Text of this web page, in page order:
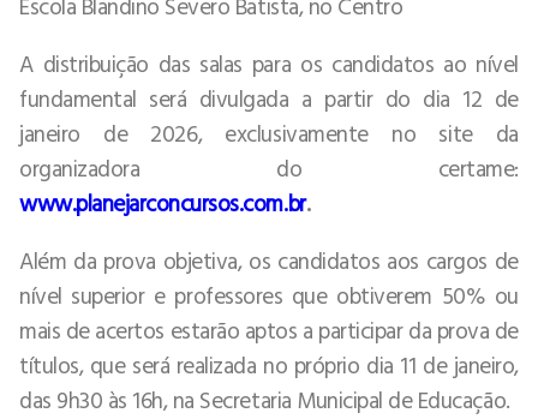
A distribuição das salas para os candidatos ao nível
fundamental será divulgada a partir do dia 12 de
janeiro de 2026, exclusivamente no site da
organizadora do certame:
www.planejarconcursos.com.br.
Além da prova objetiva, os candidatos aos cargos de
nível superior e professores que obtiverem 50% ou
mais de acertos estarão aptos a participar da prova de
títulos, que será realizada no próprio dia 11 de janeiro,
das 9h30 às 16h, na Secretaria Municipal de Educação.